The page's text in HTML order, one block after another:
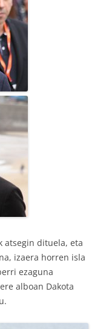
atsegin dituela, eta
izaera horren isla
ezaguna
alboan Dakota